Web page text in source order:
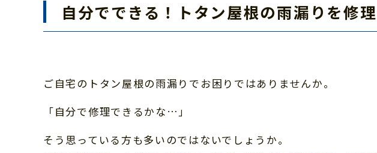
自分でできる！トタン屋根の雨漏りを修
ご自宅のトタン屋根の雨漏りでお困りではありませんか。
「自分で修理できるかな…」
そう思っている方も多いのではないでしょうか。